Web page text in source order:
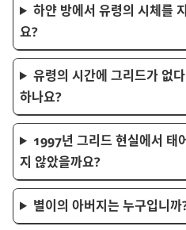
하얀 방에서 유령의 시체를
요?
유령의 시간에 그리드가 없
하나요?
1997년 그리드 현실에서 태
지 않았을까요?
별이의 아버지는 누구입니까